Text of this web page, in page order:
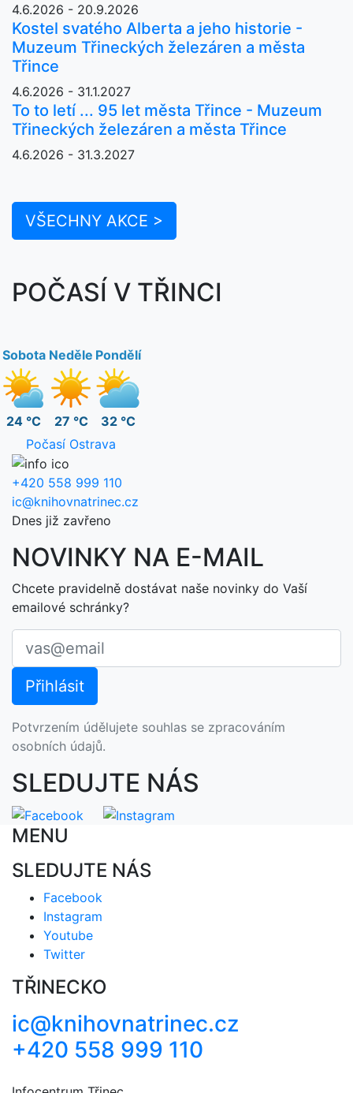
4.6.2026 - 20.9.2026
Kostel svatého Alberta a jeho historie -
Muzeum Třineckých železáren a města
Třince
4.6.2026 - 31.1.2027
To to letí ... 95 let města Třince - Muzeum
Třineckých železáren a města Třince
4.6.2026 - 31.3.2027
VŠECHNY AKCE >
POČASÍ V TŘINCI
Sobota
24 °C
Neděle
27 °C
Pondělí
32 °C
Počasí Ostrava
+420 558 999 110
ic@knihovnatrinec.cz
Dnes již zavřeno
NOVINKY NA E-MAIL
Chcete pravidelně dostávat naše novinky do Vaší
emailové schránky?
Potvrzením údělujete souhlas se zpracováním
osobních údajů.
SLEDUJTE NÁS
MENU
SLEDUJTE NÁS
Facebook
Instagram
Youtube
Twitter
TŘINECKO
ic@knihovnatrinec.cz
+420 558 999 110